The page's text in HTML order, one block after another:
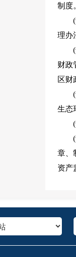
制度
理办
财政
区财
生态
章、
资产